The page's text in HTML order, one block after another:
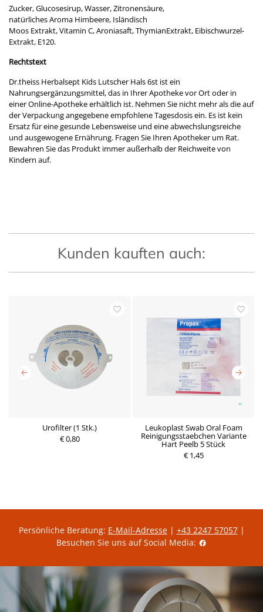
Zucker, Glucosesirup, Wasser, Zitronensäure,
natürliches Aroma Himbeere, Isländisch
Moos Extrakt, Vitamin C, Aroniasaft, ThymianExtrakt, Eibischwurzel-
Extrakt, E120.
Rechtstext
Dr.theiss Herbalsept Kids Lutscher Hals 6st ist ein
Nahrungsergänzungsmittel, das in Ihrer Apotheke vor Ort oder in
einer Online-Apotheke erhältlich ist. Nehmen Sie nicht mehr als die auf
der Verpackung angegebene empfohlene Tagesdosis ein. Es ist kein
Ersatz für eine gesunde Lebensweise und eine abwechslungsreiche
und ausgewogene Ernährung. Fragen Sie Ihren Apotheker um Rat.
Bewahren Sie das Produkt immer außerhalb der Reichweite von
Kindern auf.
Kunden kauften auch:
Urofilter (1 Stk.)
€ 0,80
Leukoplast Swab Oral Foam
Reinigungsstaebchen Variante
Hart Peelb 5 Stück
€ 1,45
P
Persönliche Beratung: E-Mail-Adresse| +43 2247 57057|
Besuchen Sie uns auf Social Media: